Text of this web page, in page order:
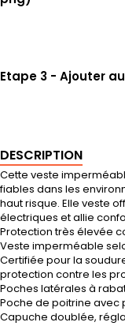
Etape 3 - Ajouter
DESCRIPTION
Cette veste
fiables dans les
haut risque. Elle veste
électriques et allie
Protection très élevée
Veste imperméable
Certifiée pour la
protection contre les
Poches latérales à
Poche de poitrine
Capuche doublée,